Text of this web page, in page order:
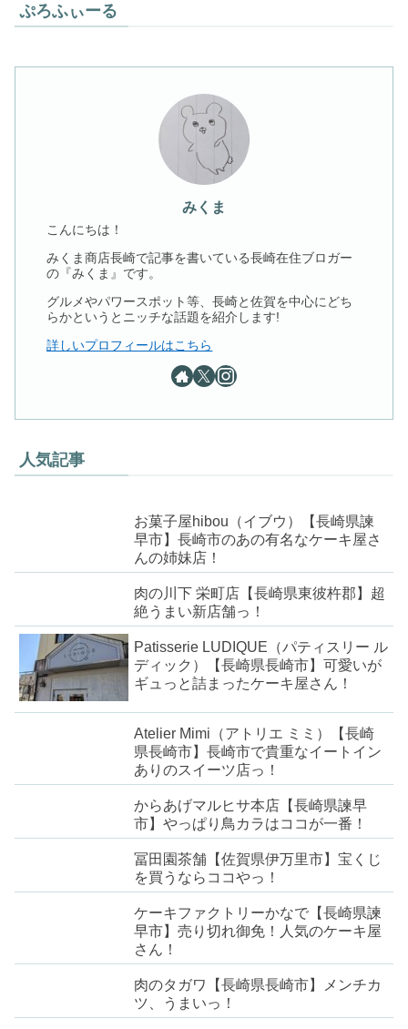
ぷろふぃーる
みくま
こんにちは！
みくま商店長崎で記事を書いている長崎在住ブロガー
の『みくま』です。
グルメやパワースポット等、長崎と佐賀を中心にどち
らかというとニッチな話題を紹介します!
詳しいプロフィールはこちら
人気記事
お菓子屋hibou（イブウ）【長崎県諫
早市】長崎市のあの有名なケーキ屋さ
んの姉妹店！
肉の川下 栄町店【長崎県東彼杵郡】超
絶うまい新店舗っ！
Patisserie LUDIQUE（パティスリー ル
ディック）【長崎県長崎市】可愛いが
ギュっと詰まったケーキ屋さん！
Atelier Mimi（アトリエ ミミ）【長崎
県長崎市】長崎市で貴重なイートイン
ありのスイーツ店っ！
からあげマルヒサ本店【長崎県諫早
市】やっぱり鳥カラはココが一番！
冨田園茶舗【佐賀県伊万里市】宝くじ
を買うならココやっ！
ケーキファクトリーかなで【長崎県諫
早市】売り切れ御免！人気のケーキ屋
さん！
肉のタガワ【長崎県長崎市】メンチカ
ツ、うまいっ！